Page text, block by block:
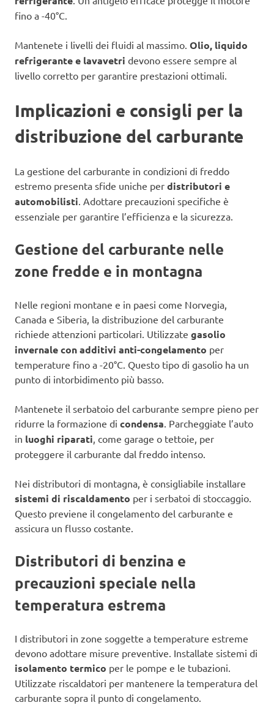
fino a -40°C.
Mantenete i livelli dei fluidi al massimo. Olio, liquido
refrigerante e lavavetri devono essere sempre al
livello corretto per garantire prestazioni ottimali.
Implicazioni e consigli per la
distribuzione del carburante
La gestione del carburante in condizioni di freddo
estremo presenta sfide uniche per distributori e
automobilisti . Adottare precauzioni specifiche è
essenziale per garantire l’efficienza e la sicurezza.
Gestione del carburante nelle
zone fredde e in montagna
Nelle regioni montane e in paesi come Norvegia,
Canada e Siberia, la distribuzione del carburante
richiede attenzioni particolari. Utilizzate gasolio
invernale con additivi anti-congelamento per
temperature fino a -20°C. Questo tipo di gasolio ha un
punto di intorbidimento più basso.
Mantenete il serbatoio del carburante sempre pieno per
ridurre la formazione di condensa . Parcheggiate l’auto
in luoghi riparati , come garage o tettoie, per
proteggere il carburante dal freddo intenso.
Nei distributori di montagna, è consigliabile installare
sistemi di riscaldamento per i serbatoi di stoccaggio.
Questo previene il congelamento del carburante e
assicura un flusso costante.
Distributori di benzina e
precauzioni speciale nella
temperatura estrema
I distributori in zone soggette a temperature estreme
devono adottare misure preventive. Installate sistemi di
isolamento termico per le pompe e le tubazioni.
Utilizzate riscaldatori per mantenere la temperatura del
carburante sopra il punto di congelamento.